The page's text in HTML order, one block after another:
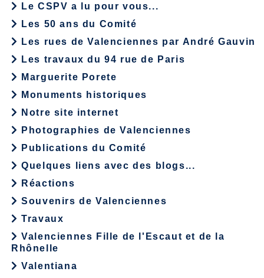
Le CSPV a lu pour vous...
Les 50 ans du Comité
Les rues de Valenciennes par André Gauvin
Les travaux du 94 rue de Paris
Marguerite Porete
Monuments historiques
Notre site internet
Photographies de Valenciennes
Publications du Comité
Quelques liens avec des blogs...
Réactions
Souvenirs de Valenciennes
Travaux
Valenciennes Fille de l'Escaut et de la
Rhônelle
Valentiana